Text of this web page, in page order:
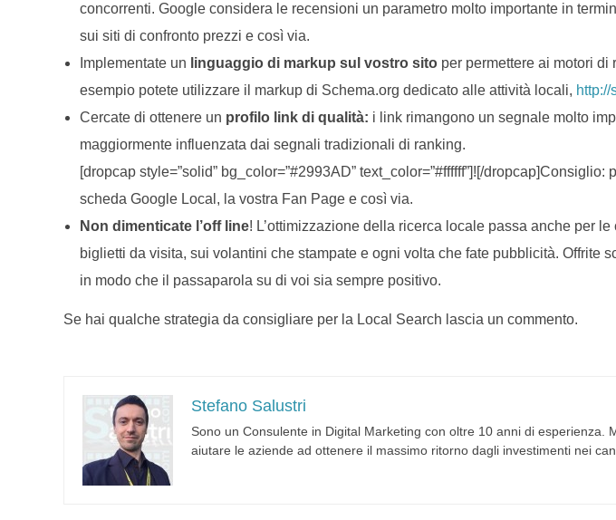
concorrenti. Google considera le recensioni un parametro molto importante in
sui siti di confronto prezzi e così via.
Implementate un linguaggio di markup sul vostro sitoper permettere ai motori di
esempio potete utilizzare il markup di Schema.org dedicato alle attività locali,
Cercate di ottenere un profilo link di qualità: i link rimangono un segnale molto
maggiormente influenzata dai segnali tradizionali di ranking.
[dropcap style=”solid” bg_color=”#2993AD” text_color=”#ffffff”]![/
scheda Google Local, la vostra Fan Page e così via.
Non dimenticate l’off line! L’ottimizzazione della ricerca locale passa anche per le
biglietti da visita, sui volantini che stampate e ogni volta che fate pubblicità.
in modo che il passaparola su di voi sia sempre positivo.
Se hai qualche strategia da consigliare per la Local Search lascia un commento.
Stefano Salustri
Sono un Consulente in Digital Marketing con oltre 10 anni di
aiutare le aziende ad ottenere il massimo ritorno dagli investimenti nei